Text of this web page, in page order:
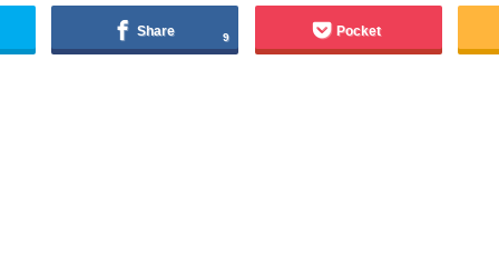
Share 9 Pocket